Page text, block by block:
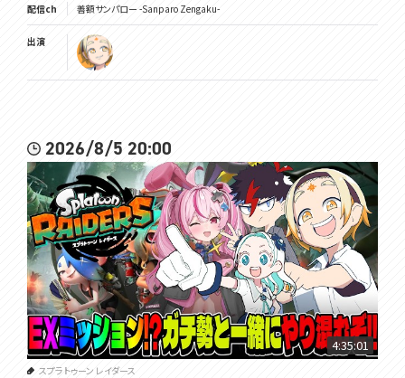
配信ch 善額サンパロー -Sanparo Zengaku-
出演
2026/8/5 20:00
4:35:01
スプラトゥーン レイダース